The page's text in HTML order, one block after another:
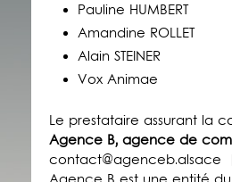
Pauline HUMBERT
Amandine ROLLET
Alain STEINER
Vox Animae
Le prestataire assurant la
Agence B, agence de
contact@agenceb.alsace